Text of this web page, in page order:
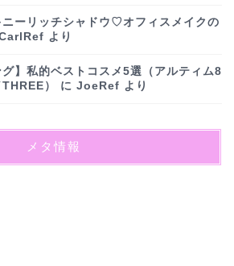
ニーリッチシャドウ♡オフィスメイクの
より
グ】私的ベストコスメ5選（アルティム8
）
に JoeRef より
メタ情報